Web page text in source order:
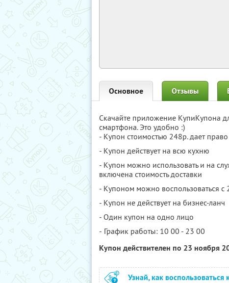
Основное Отзывы
Скачайте приложение КупиКупона
смартфона. Это удобно :)
- Купон стоимостью 248р. дает
- Купон действует на всю кухню
- Купон можно использовать и на
включена стоимость доставки
- Купоном можно воспользоваться
- Купон не действует на бизнес-ланч
- Один купон на одно лицо
- График работы: 10 00 - 23 00
Купон действителен по 23 ноября
Узнай, как воспользоваться